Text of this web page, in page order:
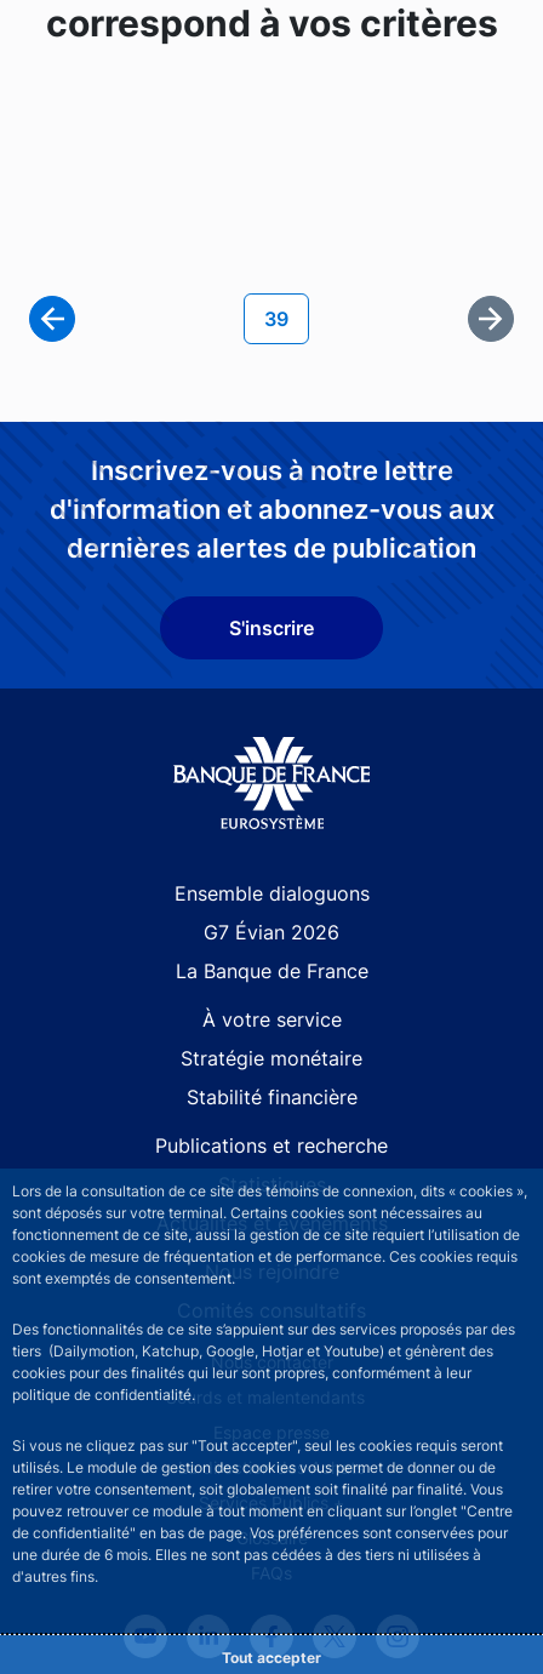
Lors de la consultation de ce site des témoins de connexion, dits « cookies »,
sont déposés sur votre terminal. Certains cookies sont nécessaires au
fonctionnement de ce site, aussi la gestion de ce site requiert l’utilisation de
cookies de mesure de fréquentation et de performance. Ces cookies requis
sont exemptés de consentement.
Des fonctionnalités de ce site s’appuient sur des services proposés par des
tiers (Dailymotion, Katchup, Google, Hotjar et Youtube) et génèrent des
cookies pour des finalités qui leur sont propres, conformément à leur
politique de confidentialité.
Si vous ne cliquez pas sur "Tout accepter", seul les cookies requis seront
utilisés. Le module de gestion des cookies vous permet de donner ou de
retirer votre consentement, soit globalement soit finalité par finalité. Vous
pouvez retrouver ce module à tout moment en cliquant sur l’onglet "Centre
de confidentialité" en bas de page. Vos préférences sont conservées pour
une durée de 6 mois. Elles ne sont pas cédées à des tiers ni utilisées à
d'autres fins.
Tout accepter
correspond à vos critères
Page courante
39
Inscrivez-vous à notre lettre
d'information et abonnez-vous aux
dernières alertes de publication
S'inscrire
Ensemble dialoguons
G7 Évian 2026
La Banque de France
À votre service
Stratégie monétaire
Stabilité financière
Publications et recherche
Statistiques
Actualités et événements
Nous rejoindre
Comités consultatifs
Footer secondary menuNous contacter
Sourds et malentendants
Espace presse
La direction des Achats
Services Publics +
Glossaire
FAQs